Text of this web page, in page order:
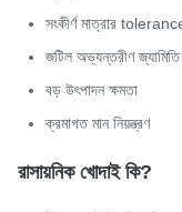
সংকীর্ণ মাত্রার
জটিল অভ্যন্তরীণ জ্যামিতি
বড় উৎপাদন ক্ষমতা
ক্রমাগত মান নিয়ন্ত্রণ
রাসায়নিক খোদাই কি?